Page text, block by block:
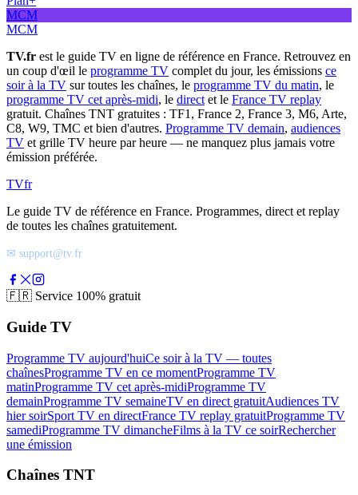
MCM
MCM
TV.fr est le guide TV en ligne de référence en France. Retrouvez en
un coup d'œil le programme TV complet du jour, les émissions ce
soir à la TV sur toutes les chaînes, le programme TV du matin, le
programme TV cet après-midi, le direct et le France TV replay
gratuit. Chaînes TNT gratuites : TF1, France 2, France 3, M6, Arte,
C8, W9, TMC et bien d'autres. Programme TV demain, audiences
TV et grille TV heure par heure — ne manquez plus jamais votre
émission préférée.
TVfr
Le guide TV de référence en France. Programmes, direct et replay
de toutes les chaînes gratuitement.
✉ support@tv.fr
🇫🇷 Service 100% gratuit
Guide TV
Programme TV aujourd'huiCe soir à la TV — toutes
chaînesProgramme TV en ce momentProgramme TV
matinProgramme TV cet après-midiProgramme TV
demainProgramme TV semaineTV en direct gratuitAudiences TV
hier soirSport TV en directFrance TV replay gratuitProgramme TV
samediProgramme TV dimancheFilms à la TV ce soirRechercher
une émission
Chaînes TNT